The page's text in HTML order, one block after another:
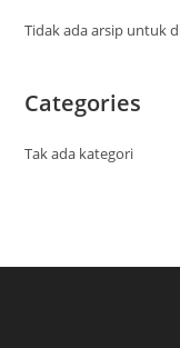
Tidak ada arsip untuk
Categories
Tak ada kategori